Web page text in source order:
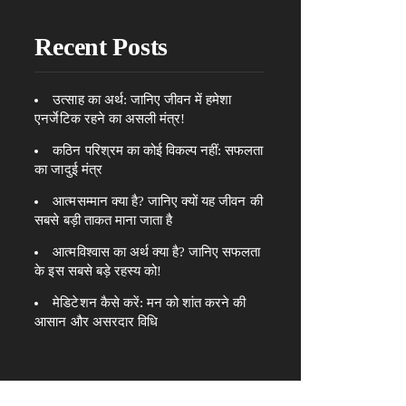
Recent Posts
उत्साह का अर्थ: जानिए जीवन में हमेशा
एनर्जेटिक रहने का असली मंत्र!
कठिन परिश्रम का कोई विकल्प नहीं: सफलता
का जादुई मंत्र
आत्मसम्मान क्या है? जानिए क्यों यह जीवन की
सबसे बड़ी ताकत माना जाता है
आत्मविश्वास का अर्थ क्या है? जानिए सफलता
के इस सबसे बड़े रहस्य को!
मेडिटेशन कैसे करें: मन को शांत करने की
आसान और असरदार विधि